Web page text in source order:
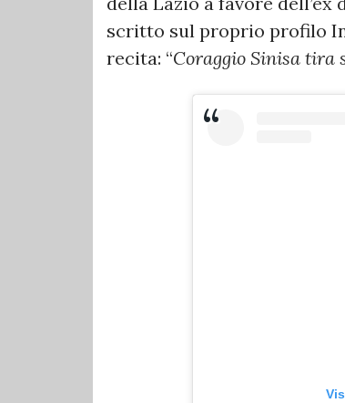
scritto sul proprio profilo
recita: “Coraggio Sinisa tira